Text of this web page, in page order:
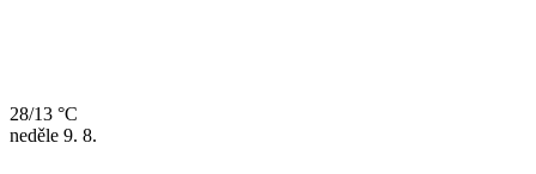
28/13 °C
neděle 9. 8.